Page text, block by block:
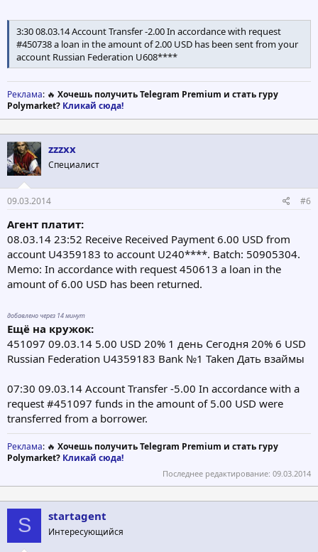
3:30 08.03.14 Account Transfer -2.00 In accordance with request
#450738 a loan in the amount of 2.00 USD has been sent from your
account Russian Federation U608****
Реклама: 🔥 Хочешь получить Telegram Premium и стать гуру
Polymarket? Кликай сюда!
zzzxx
Специалист
09.03.2014 #6
Агент платит:
08.03.14 23:52 Receive Received Payment 6.00 USD from
account U4359183 to account U240****. Batch: 50905304.
Memo: In accordance with request 450613 a loan in the
amount of 6.00 USD has been returned.
добавлено через 14 минут
Ещё на кружок:
451097 09.03.14 5.00 USD 20% 1 день Сегодня 20% 6 USD
Russian Federation U4359183 Bank №1 Taken Дать взаймы
07:30 09.03.14 Account Transfer -5.00 In accordance with a
request #451097 funds in the amount of 5.00 USD were
transferred from a borrower.
Реклама: 🔥 Хочешь получить Telegram Premium и стать гуру
Polymarket? Кликай сюда!
Последнее редактирование: 09.03.2014
S startagent
Интересующийся